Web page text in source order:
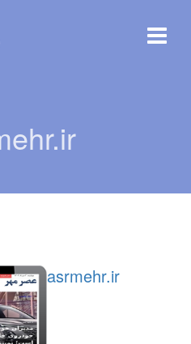
asrmehr.ir